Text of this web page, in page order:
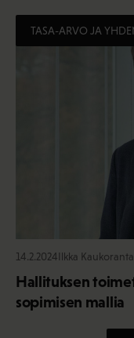
TASA-ARVO JA
14.2.2024Ilkka Kaukoranta
Hallituksen
sopimisen mallia